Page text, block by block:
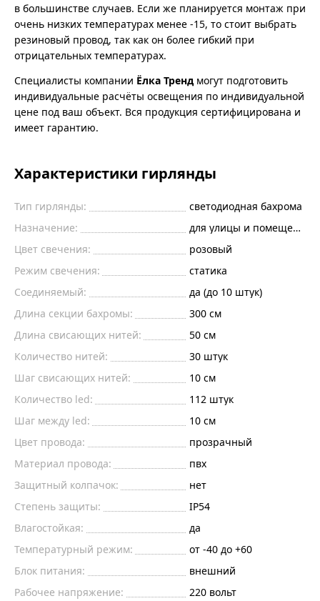
в большинстве случаев. Если же планируется монтаж при
очень низких температурах менее -15, то стоит выбрать
резиновый провод, так как он более гибкий при
отрицательных температурах.
Специалисты компании Ёлка Трендмогут подготовить
индивидуальные расчёты освещения по индивидуальной
цене под ваш объект. Вся продукция сертифицирована и
имеет гарантию.
Характеристики гирлянды
Тип гирлянды:
светодиодная бахрома
Назначение:
для улицы и помещений
Цвет свечения:
розовый
Режим свечения:
статика
Соединяемый:
да (до 10 штук)
Длина секции бахромы:
300 см
Длина свисающих нитей:
50 см
Количество нитей:
30 штук
Шаг свисающих нитей:
10 см
Количество led:
112 штук
Шаг между led:
10 см
Цвет провода:
прозрачный
Материал провода:
пвх
Защитный колпачок:
нет
Степень защиты:
IP54
Влагостойкая:
да
Температурный режим:
от -40 до +60
Блок питания:
внешний
Рабочее напряжение:
220 вольт